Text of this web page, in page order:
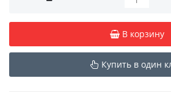
В корзину
Купить в один